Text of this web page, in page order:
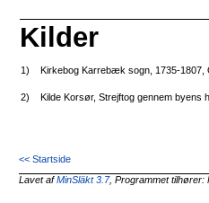
Kilder
1) Kirkebog Karrebæk sogn, 1735-1807,
2) Kilde Korsør, Strejftog gennem byens
<< Startside
Lavet afMinSläkt 3.7, Programmet tilhører: